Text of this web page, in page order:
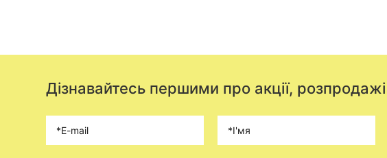
Дізнавайтесь першими про акції,